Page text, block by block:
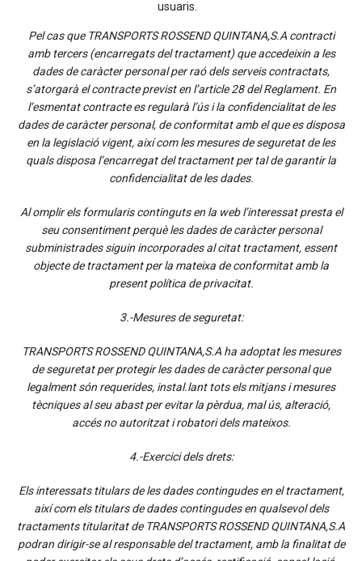
usuaris.
Pel cas que TRANSPORTS ROSSEND QUINTANA,S.A contracti
amb tercers (encarregats del tractament) que accedeixin a les
dades de caràcter personal per raó dels serveis contractats,
s’atorgarà el contracte previst en l’article 28 del Reglament. En
l’esmentat contracte es regularà l’ús i la confidencialitat de les
dades de caràcter personal, de conformitat amb el que es disposa
en la legislació vigent, així com les mesures de seguretat de les
quals disposa l’encarregat del tractament per tal de garantir la
confidencialitat de les dades.
Al omplir els formularis continguts en la web l’interessat presta el
seu consentiment perquè les dades de caràcter personal
subministrades siguin incorporades al citat tractament, essent
objecte de tractament per la mateixa de conformitat amb la
present política de privacitat.
3.-Mesures de seguretat:
TRANSPORTS ROSSEND QUINTANA,S.A ha adoptat les mesures
de seguretat per protegir les dades de caràcter personal que
legalment són requerides, instal.lant tots els mitjans i mesures
tècniques al seu abast per evitar la pèrdua, mal ús, alteració,
accés no autoritzat i robatori dels mateixos.
4.-Exercici dels drets:
Els interessats titulars de les dades contingudes en el tractament,
així com els titulars de dades contingudes en qualsevol dels
tractaments titularitat de TRANSPORTS ROSSEND QUINTANA,S.A
podran dirigir-se al responsable del tractament, amb la finalitat de